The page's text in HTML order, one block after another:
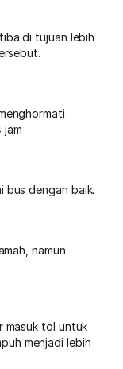
di tujuan lebih
jam
bus dengan baik.
namun
masuk tol untuk
menjadi lebih